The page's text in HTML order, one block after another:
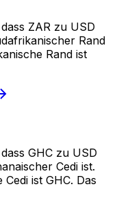
ZAR zu USD
Rand
Rand ist
GHC zu USD
Cedi ist.
ist GHC. Das